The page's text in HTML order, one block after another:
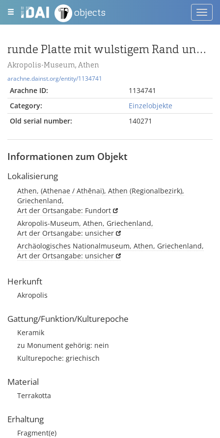
objects
runde Platte mit wulstigem Rand und aufgemalten konzentrischen Kreisen
Akropolis-Museum, Athen
arachne.dainst.org/entity/1134741
Arachne ID:
1134741
Category:
Einzelobjekte
Old serial number:
140271
Informationen zum Objekt
Lokalisierung
Athen, (Athenae / Athēnai), Athen (Regionalbezirk),
Griechenland,
Art der Ortsangabe: Fundort
Akropolis-Museum, Athen, Griechenland,
Art der Ortsangabe: unsicher
Archäologisches Nationalmuseum, Athen, Griechenland,
Art der Ortsangabe: unsicher
Herkunft
Akropolis
Gattung/Funktion/Kulturepoche
Keramik
zu Monument gehörig: nein
Kulturepoche: griechisch
Material
Terrakotta
Erhaltung
Fragment(e)